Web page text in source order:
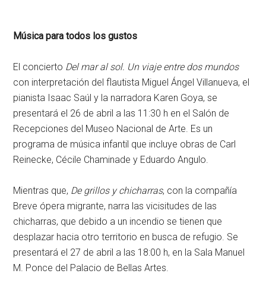
Música para todos los gustos
El concierto Del mar al sol. Un viaje entre dos mundos
con interpretación del flautista Miguel Ángel Villanueva, el
pianista Isaac Saúl y la narradora Karen Goya, se
presentará el 26 de abril a las 11:30 h en el Salón de
Recepciones del Museo Nacional de Arte. Es un
programa de música infantil que incluye obras de Carl
Reinecke, Cécile Chaminade y Eduardo Angulo.
Mientras que, De grillos y chicharras, con la compañía
Breve ópera migrante, narra las vicisitudes de las
chicharras, que debido a un incendio se tienen que
desplazar hacia otro territorio en busca de refugio. Se
presentará el 27 de abril a las 18:00 h, en la Sala Manuel
M. Ponce del Palacio de Bellas Artes.